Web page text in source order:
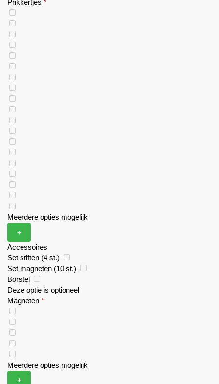
Prikkertjes *
Meerdere opties mogelijk
+
Accessoires
Set stiften (4 st.)
Set magneten (10 st.)
Borstel
Deze optie is optioneel
Magneten *
Meerdere opties mogelijk
+